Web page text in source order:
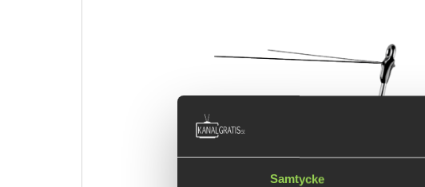
Samtycke